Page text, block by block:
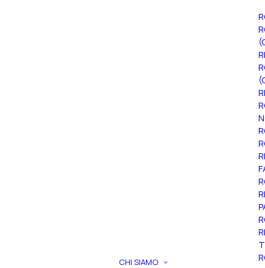
CHI SIAMO